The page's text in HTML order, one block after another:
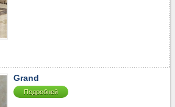
Grand
Подробней